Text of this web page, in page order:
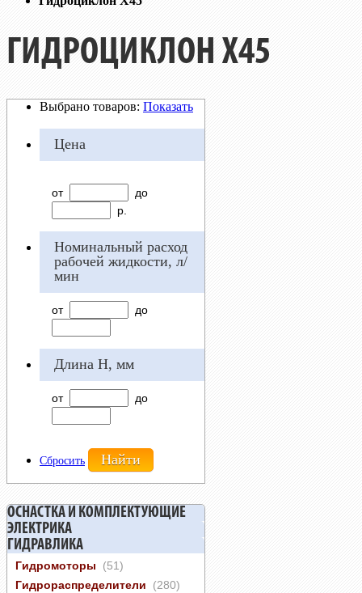
ГИДРОЦИКЛОН Х45
Выбрано товаров: Показать
Цена
от
до
р.
Номинальный расход
рабочей жидкости, л/
мин
от до
Длина H, мм
от до
Сбросить
ОСНАСТКА И КОМПЛЕКТУЮЩИЕ
ЭЛЕКТРИКА
ГИДРАВЛИКА
Гидромоторы
(51)
Гидрораспределители
(280)